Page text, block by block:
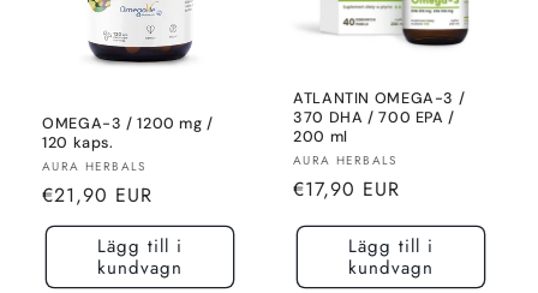
OMEGA-3 / 1200 mg /
120 kaps.
Säljare:
AURA HERBALS
Normalt
pris
€21,90 EUR
Lägg till i
kundvagn
ATLANTIN OMEGA-3 /
370 DHA / 700 EPA /
200 ml
Säljare:
AURA HERBALS
Normalt
€17,90 EUR
Lägg till i
kundvagn